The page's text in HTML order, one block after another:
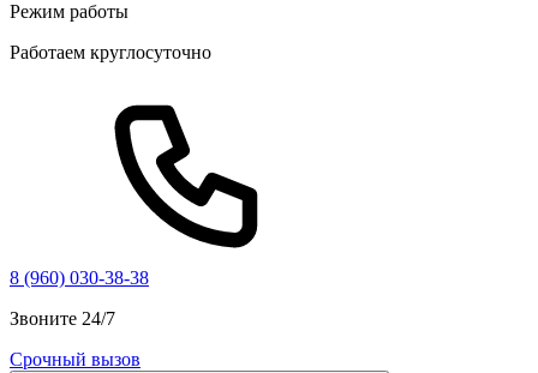
Режим работы
Работаем круглосуточно
8 (960) 030-38-38
Звоните 24/7
Срочный вызов